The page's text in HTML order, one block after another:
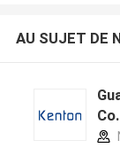
AU SUJET DE